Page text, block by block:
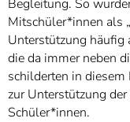
Begleitung. So
Mitschüler*innen als
Unterstützung häufig
die da immer neben
schilderten in
zur Unterstützung
Schüler*innen.